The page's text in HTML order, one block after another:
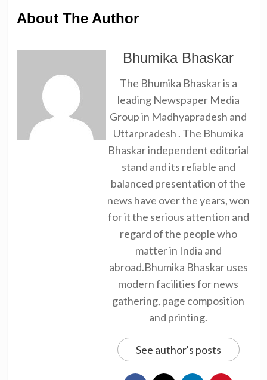
About The Author
Bhumika Bhaskar
The Bhumika Bhaskar is a
leading Newspaper Media
Group in Madhyapradesh and
Uttarpradesh . The Bhumika
Bhaskar independent editorial
stand and its reliable and
balanced presentation of the
news have over the years, won
for it the serious attention and
regard of the people who
matter in India and
abroad.Bhumika Bhaskar uses
modern facilities for news
gathering, page composition
and printing.
See author's posts